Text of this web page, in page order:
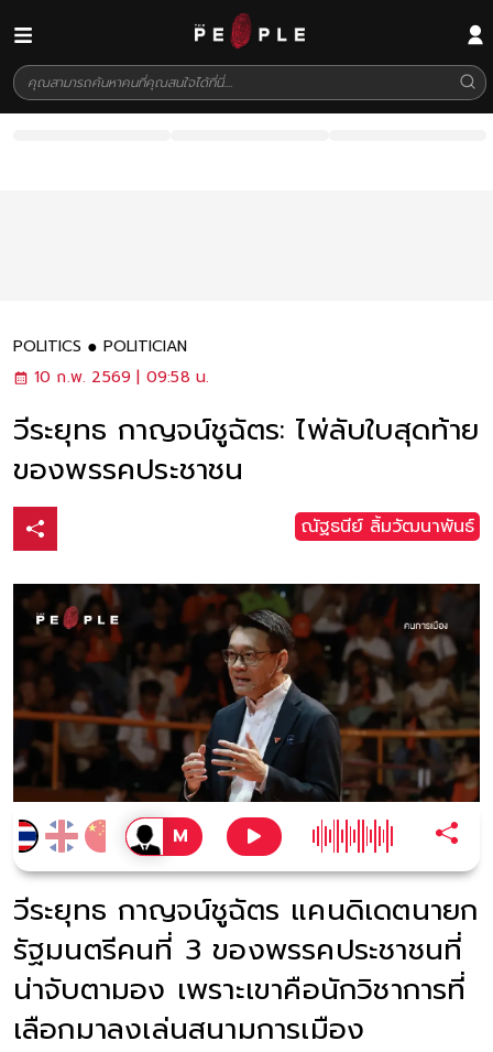
POLITICS
POLITICIAN
10 ก.พ. 2569 | 09:58 น.
วีระยุทธ กาญจน์ชูฉัตร: ไพ่ลับใบสุดท้าย
ของพรรคประชาชน
ณัฐธนีย์ ลิ้มวัฒนาพันธ์
วีระยุทธ กาญจน์ชูฉัตร แคนดิเดตนายก
รัฐมนตรีคนที่ 3 ของพรรคประชาชนที่
น่าจับตามอง เพราะเขาคือนักวิชาการที่
เลือกมาลงเล่นสนามการเมือง